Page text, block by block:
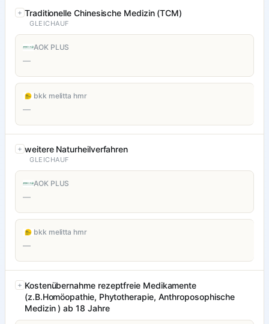
Traditionelle Chinesische Medizin (TCM)
GLEICHAUF
AOK PLUS
—
bkk melitta hmr
—
weitere Naturheilverfahren
GLEICHAUF
AOK PLUS
—
bkk melitta hmr
—
Kostenübernahme rezeptfreie Medikamente
(z.B.Homöopathie, Phytotherapie, Anthroposophische
Medizin ) ab 18 Jahre